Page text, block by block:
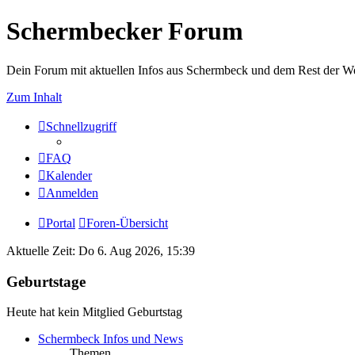
Schermbecker Forum
Dein Forum mit aktuellen Infos aus Schermbeck und dem Rest der
Zum Inhalt
Schnellzugriff
FAQ
Kalender
Anmelden
Portal Foren-Übersicht
Aktuelle Zeit: Do 6. Aug 2026, 15:39
Geburtstage
Heute hat kein Mitglied Geburtstag
Schermbeck Infos und News